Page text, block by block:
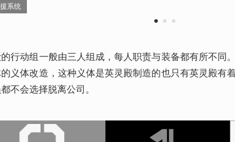
系统
1 2 3
行动组一般由三人组成，每人职责与装备都有所不同
义体改造，这种义体是英灵殿制造的也只有英灵殿有
不会选择脱离公司。